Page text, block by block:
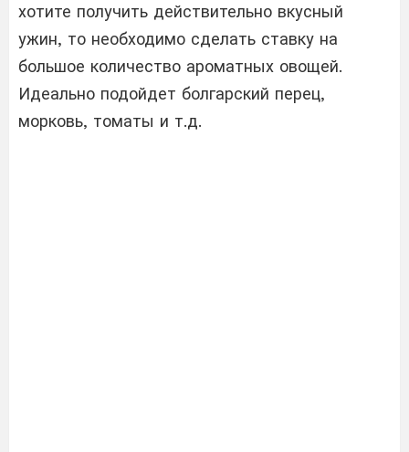
хотите получить действительно вкусный
ужин, то необходимо сделать ставку на
большое количество ароматных овощей.
Идеально подойдет болгарский перец,
морковь, томаты и т.д.